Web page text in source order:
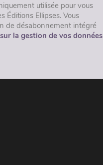
utilisée pour vous
Éditions Ellipses. Vous
de désabonnement intégré
la gestion de vos données